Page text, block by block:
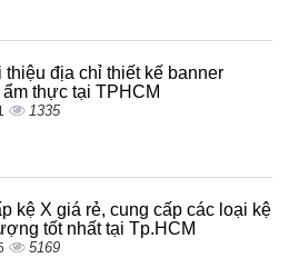
thiệu địa chỉ thiết kế banner
thực tại TPHCM
1335
kệ X giá rẻ, cung cấp các loại kệ
tốt nhất tại Tp.HCM
5169